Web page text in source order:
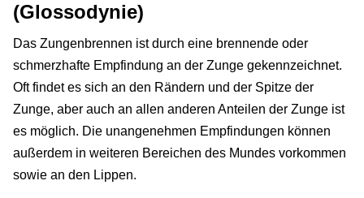
(Glossodynie)
Das Zungenbrennen ist durch eine brennende oder
schmerzhafte Empfindung an der Zunge gekennzeichnet.
Oft findet es sich an den Rändern und der Spitze der
Zunge, aber auch an allen anderen Anteilen der Zunge ist
es möglich. Die unangenehmen Empfindungen können
außerdem in weiteren Bereichen des Mundes vorkommen
sowie an den Lippen.